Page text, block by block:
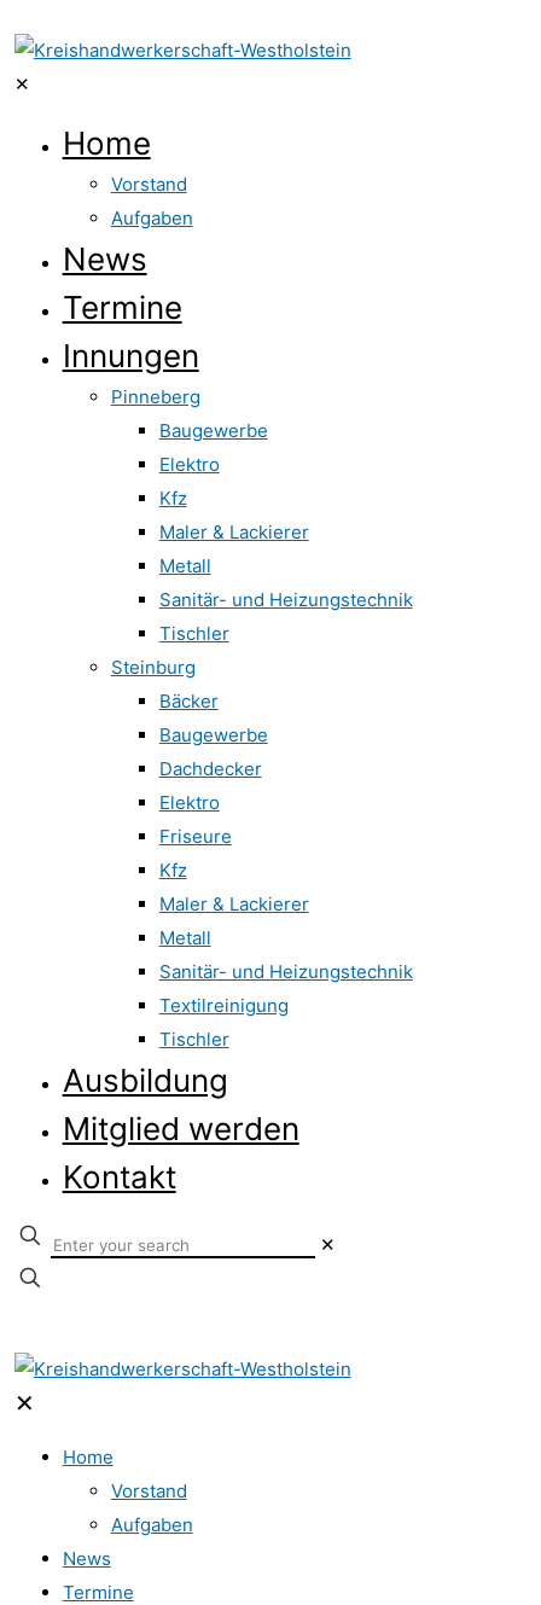
✕
Home
Vorstand
Aufgaben
News
Termine
Innungen
Pinneberg
Baugewerbe
Elektro
Kfz
Maler & Lackierer
Metall
Sanitär- und Heizungstechnik
Tischler
Steinburg
Bäcker
Baugewerbe
Dachdecker
Elektro
Friseure
Kfz
Maler & Lackierer
Metall
Sanitär- und Heizungstechnik
Textilreinigung
Tischler
Ausbildung
Mitglied werden
Kontakt
✕
✕
Home
Vorstand
Aufgaben
News
Termine